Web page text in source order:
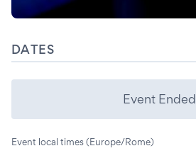
DATES
Event Ended
Event local times (Europe/Rome)